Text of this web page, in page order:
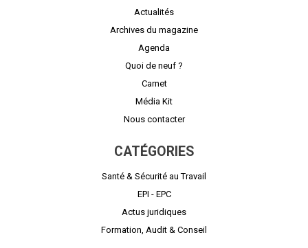
Actualités
Archives du magazine
Agenda
Quoi de neuf ?
Carnet
Média Kit
Nous contacter
CATÉGORIES
Santé & Sécurité au Travail
EPI - EPC
Actus juridiques
Formation, Audit & Conseil